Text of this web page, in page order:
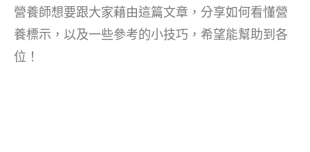
營養師想要跟大家藉由這篇文章，分享如何看懂營
養標示，以及一些參考的小技巧，希望能幫助到各
位！